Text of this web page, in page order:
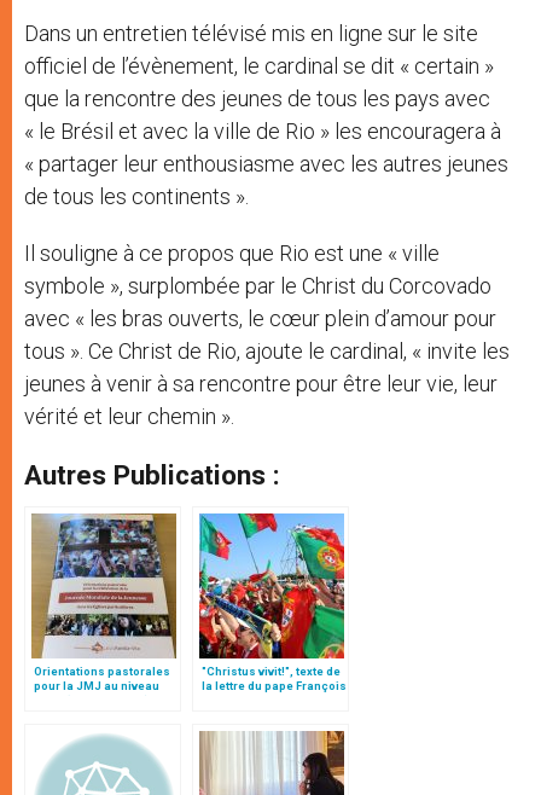
Dans un entretien télévisé mis en ligne sur le site
officiel de l’évènement, le cardinal se dit « certain »
que la rencontre des jeunes de tous les pays avec
« le Brésil et avec la ville de Rio » les encouragera à
« partager leur enthousiasme avec les autres jeunes
de tous les continents ».
Il souligne à ce propos que Rio est une « ville
symbole », surplombée par le Christ du Corcovado
avec « les bras ouverts, le cœur plein d’amour pour
tous ». Ce Christ de Rio, ajoute le cardinal, « invite les
jeunes à venir à sa rencontre pour être leur vie, leur
vérité et leur chemin ».
Autres Publications :
Orientations pastorales
pour la JMJ au niveau
local (texte intégral)
"Christus vivit!", texte de
la lettre du pape François